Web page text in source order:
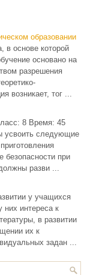
образовании
в основе которой
основано на
разрешения
возникает, тог ...
8 Время: 45
усвоить следующие
безопасности при
разви ...
у учащихся
них интереса к
в развитии
их к
задан ...